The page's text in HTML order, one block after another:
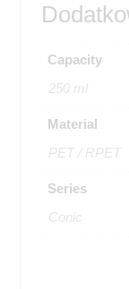
Capacity
250 ml
Material
PET / RPET
Series
Conic